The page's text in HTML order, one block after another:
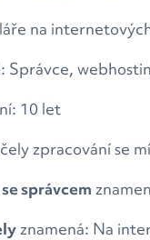
na
Správce,
10 let
zpracování se
správcem
znamená: Na